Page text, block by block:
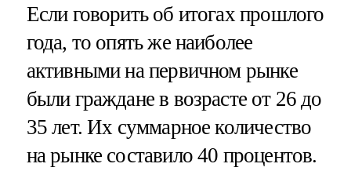
Если говорить об итогах прошлого
года, то опять же наиболее
активными на первичном рынке
были граждане в возрасте от 26 до
35 лет. Их суммарное количество
на рынке составило 40 процентов.